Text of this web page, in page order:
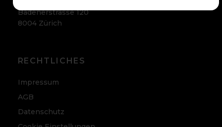
Badenerstrasse 120
8004 Zürich
RECHTLICHES
Impressum
AGB
Datenschutz